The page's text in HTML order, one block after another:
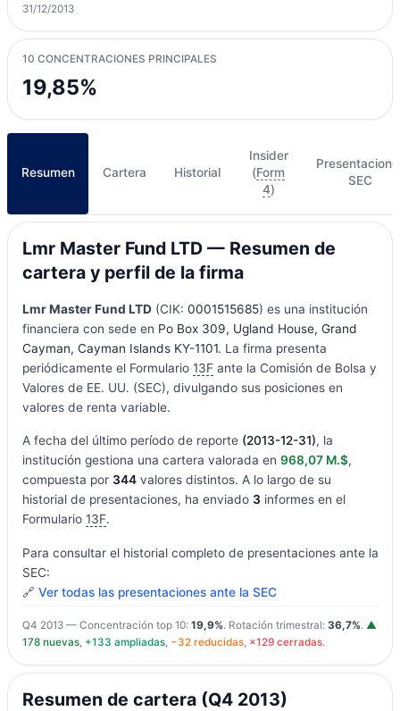
31/12/2013
10 CONCENTRACIONES PRINCIPALES
19,85%
Resumen Cartera Historial
Insider
(Form
4)
SEC
Lmr Master Fund LTD — Resumen de
cartera y perfil de la firma
Lmr Master Fund LTD(CIK: 0001515685) es una institución
financiera con sede en Po Box 309, Ugland House, Grand
Cayman, Cayman Islands KY-1101. La firma presenta
periódicamente el Formulario 13Fante la Comisión de Bolsa y
Valores de EE. UU. (SEC), divulgando sus posiciones en
valores de renta variable.
A fecha del último período de reporte (2013-12-31), la
institución gestiona una cartera valorada en 968,07 M.$,
compuesta por 344valores distintos. A lo largo de su
historial de presentaciones, ha enviado 3 informes en el
Formulario 13F.
Para consultar el historial completo de presentaciones ante la
SEC:
🔗 Ver todas las presentaciones ante la SEC
Q4 2013 — Concentración top 10: 19,9%. Rotación trimestral: 36,7%. ▲
178 nuevas, +133 ampliadas, −32 reducidas, ×129 cerradas.
Resumen de cartera (Q4 2013)